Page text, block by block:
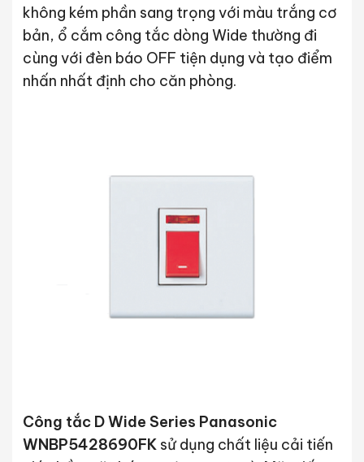
không kém phần sang trọng với màu trắng cơ
bản, ổ cắm công tắc dòng Wide thường đi
cùng với đèn báo OFF tiện dụng và tạo điểm
nhấn nhất định cho căn phòng.
Công tắc D Wide Series Panasonic
WNBP5428690FK sử dụng chất liệu cải tiến